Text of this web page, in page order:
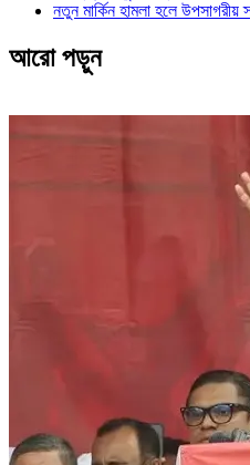
নতুন মার্কিন হামলা হলে উপসাগরীয়
আরো পড়ুন